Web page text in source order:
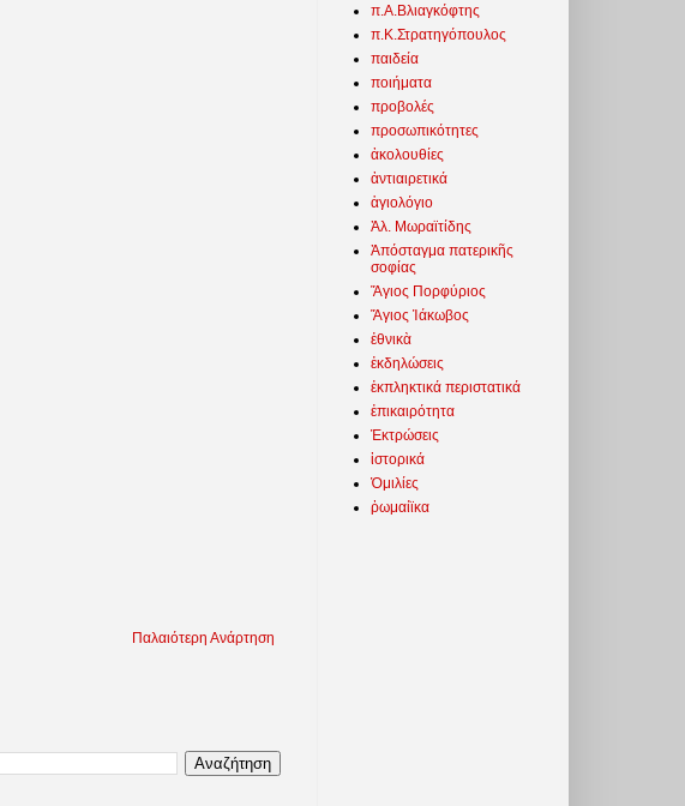
Παλαιότερη Ανάρτηση
π.Α.Βλιαγκόφτης
π.Κ.Στρατηγόπουλος
παιδεία
ποιήματα
προβολές
προσωπικότητες
ἀκολουθίες
ἀντιαιρετικά
ἁγιολόγιο
Ἀλ. Μωραϊτίδης
Ἀπόσταγμα πατερικῆς
σοφίας
Ἅγιος Πορφύριος
Ἅγιος Ἰάκωβος
ἐθνικὰ
ἐκδηλώσεις
ἐκπληκτικά περιστατικά
ἐπικαιρότητα
Ἐκτρώσεις
ἱστορικά
Ὁμιλίες
ῥωμαίϊκα